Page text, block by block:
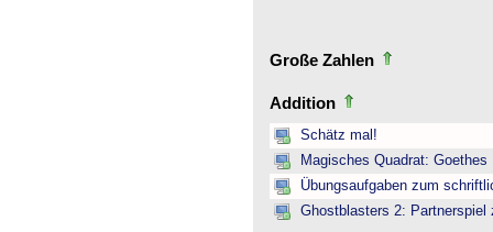
Große Zahlen
Addition
Schätz mal!
Magisches Quadrat: Goethes
Übungsaufgaben zum
Ghostblasters 2: Partnerspiel